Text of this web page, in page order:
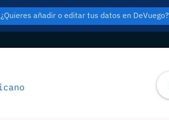
¿Quieres añadir o editar tus datos en DeVuego?